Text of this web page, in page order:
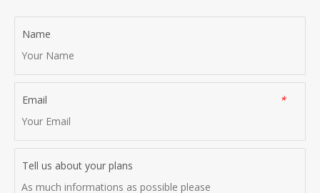
Name
*
Email
Tell us about your plans